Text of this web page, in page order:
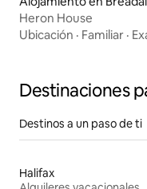
Heron House
Ubicación · Familiar ·
Destinaciones
Destinos a un paso de ti
Halifax